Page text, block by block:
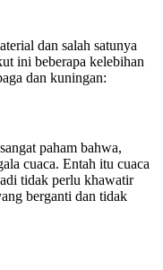
dan salah satunya
ini beberapa kelebihan
dan kuningan:
paham bahwa,
cuaca. Entah itu cuaca
tidak perlu khawatir
berganti dan tidak